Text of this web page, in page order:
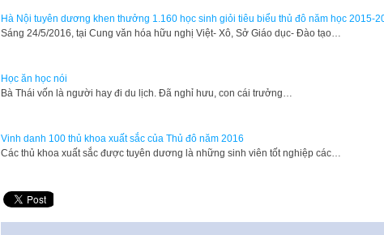
Hà Nội tuyên dương khen thưởng 1.160 học sinh giỏi tiêu biểu thủ đô năm học 2015-
Sáng 24/5/2016, tại Cung văn hóa hữu nghị Việt- Xô, Sở Giáo dục- Đào tạo…
Học ăn học nói
Bà Thái vốn là người hay đi du lịch. Đã nghỉ hưu, con cái trưởng…
Vinh danh 100 thủ khoa xuất sắc của Thủ đô năm 2016
Các thủ khoa xuất sắc được tuyên dương là những sinh viên tốt nghiệp các…